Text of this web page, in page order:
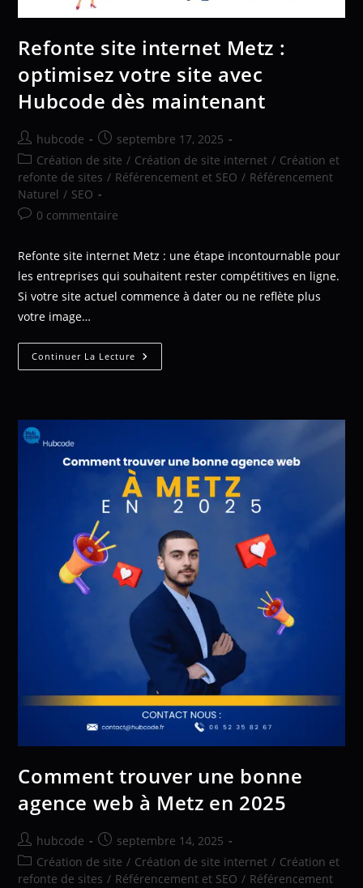
Refonte site internet Metz :
optimisez votre site avec
Hubcode dès maintenant
hubcode
septembre 17, 2025
Création de site / Création de site internet / Création et
refonte de sites / Référencement et SEO / Référencement
Naturel / SEO
0 commentaire
Refonte site internet Metz : une étape incontournable pour
les entreprises qui souhaitent rester compétitives en ligne.
Si votre site actuel commence à dater ou ne reflète plus
votre image…
Continuer La Lecture
Comment trouver une bonne
agence web à Metz en 2025
hubcode
septembre 14, 2025
Création de site / Création de site internet / Création et
refonte de sites / Référencement et SEO / Référencement